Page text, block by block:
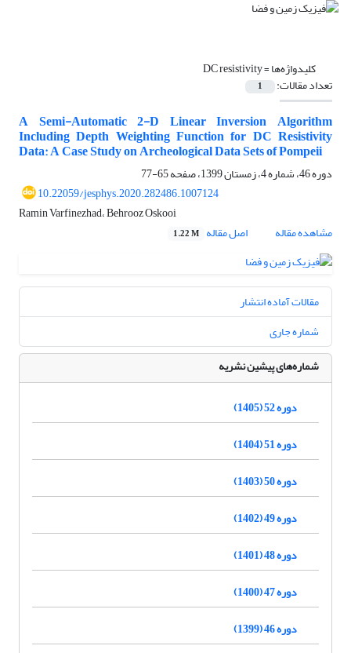
کلیدواژه‌ها =DC resistivity
تعداد مقالات: 1
A Semi-Automatic 2-D Linear Inversion Algorithm
Including Depth Weighting Function for DC Resistivity
Data: A Case Study on Archeological Data Sets of Pompeii
دوره 46، شماره 4، زمستان 1399، صفحه
65-77
10.22059/jesphys.2020.282486.1007124
Ramin Varfinezhad، Behrooz Oskooi
مشاهده مقاله
اصل مقاله 1.22 M
مقالات آماده انتشار
شماره جاری
شماره‌های پیشین نشریه
دوره 52 (1405)
دوره 51 (1404)
دوره 50 (1403)
دوره 49 (1402)
دوره 48 (1401)
دوره 47 (1400)
دوره 46 (1399)